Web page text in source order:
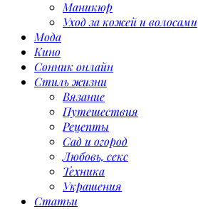
Маникюр
Уход за кожей и волосами
Мода
Кино
Сонник онлайн
Стиль жизни
Вязание
Путешествия
Рецепты
Сад и огород
Любовь, секс
Техника
Украшения
Статьи